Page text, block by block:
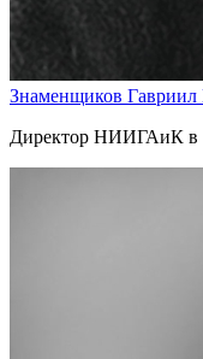
Знаменщиков
Директор НИИГАиК в